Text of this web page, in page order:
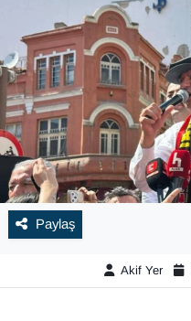
Paylaş
Akif Yer